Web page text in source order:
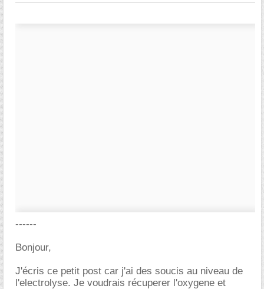
------
Bonjour,
J'écris ce petit post car j'ai des soucis au niveau de
l'electrolyse. Je voudrais récuperer l'oxygene et